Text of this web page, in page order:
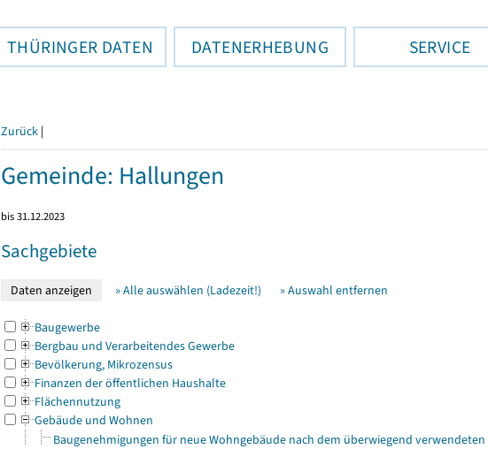
THÜRINGER DATEN DATENERHEBUNG SERVICE
Zurück |
Gemeinde: Hallungen
bis 31.12.2023
Sachgebiete
» Alle auswählen (Ladezeit!) » Auswahl entfernen
Baugewerbe
Bergbau und Verarbeitendes Gewerbe
Bevölkerung, Mikrozensus
Finanzen der öffentlichen Haushalte
Flächennutzung
Gebäude und Wohnen
Baugenehmigungen für neue Wohngebäude nach dem überwiegend